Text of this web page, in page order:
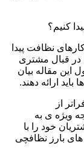
کنیم؟
نظافت پیدا
در قبال مشتری
مقاله بیان
ارائه دهند.
از
ویژه ی به
خود را با
بارز نظافچی